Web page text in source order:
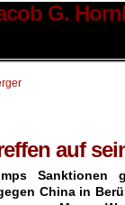
G.
auf
China in